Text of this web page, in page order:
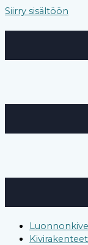
Siirry sisältöön
Kivirakenteet